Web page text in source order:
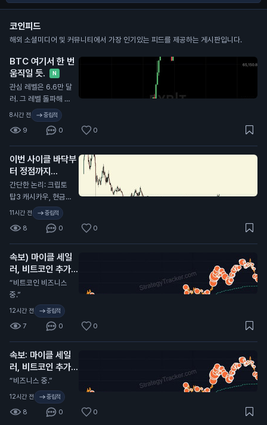
코인피드
해외 소셜미디어 및 커뮤니티에서 가장 인기있는 피드를 제공하는 게시판입니다.
BTC 여기서 한 번
움직일 듯.
N
관심 레벨은 6.6만 달
러. 그 레벨 돌파해 지
지 전환하면 더 위로
뻗을 수 있고, 아니면
저항 맞고 밀릴 듯.
8시간 전 중립적
9 0 0
이번 사이클 바닥부
터 정점까지
$PUMP로 매매 스
레드 간다. 첫 트윗
은 $0.001675에
서 했고, $0.…
간단한 논리: 크립토
탑3 캐시카우, 현금 2
0억 달러. 토큰화에
대한 편견 때문에 유
통 시총 약 10억 달러
기준 P/E 2.8배 미만
으로 디스카운트 받는
중이지만, 온체인 액
티비티 증가의 최대
수혜이자 모바일 앱
바이럴의 순풍까지 있
음. 플랫폼에서 출시
되는 ANSEM 등 코
인들이 이번 사이클
리테일 수익률을 주도
하면 효과는 더 큼. 2
년 안에 시총 탑10 간
11시간 전 중립적
8 0 0
속보) 마이클 세일
러, 비트코인 추가
매수 암시.
N
“비트코인 비즈니스
중.”
12시간 전 중립적
7 0 0
속보: 마이클 세일
러, 비트코인 추가
매수 시사.
“비즈니스 중.”
12시간 전 중립적
8 0 0